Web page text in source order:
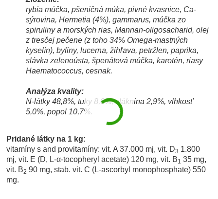
rybia múčka, pšeničná múka, pivné kvasnice, Ca-
sýrovina,Hermetia (4%), gammarus, múčka zo
spiruliny a morských rias, Mannan-oligosacharid, olej
z tresčej pečene (z toho 34% Omega-mastných
kyselín), byliny, lucerna, žihľava, petržlen, paprika,
slávka zelenoústa, špenátová múčka, karotén, riasy
Haematococcus, cesnak.
Analýza kvality:
N-látky 48,8%, tuky 8,0%, vláknina 2,9%, vlhkosť
5,0%, popol 10,7%.
Pridané látky na 1 kg:
vitamíny s and provitamíny: vit. A 37.000 mj, vit. D3 1.800
mj, vit. E (D, L-α-tocopheryl acetate) 120 mg, vit. B1 35 mg,
vit. B2 90 mg, stab. vit. C (L-ascorbyl monophosphate) 550
mg.